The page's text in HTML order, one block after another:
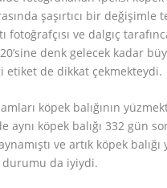
şaşırtıcı bir değişimle
fotoğrafçısı ve dalgıç
denk gelecek kadar
etiket de dikkat çekmekteydi.
köpek balığının
köpek balığı 332 gün
ve artık köpek
durumu da iyiydi.